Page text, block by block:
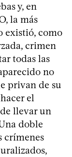
y, en
la más
existió, como
crimen
todas las
no
privan de su
el
llevar un
doble
crímenes